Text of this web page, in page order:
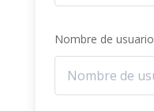
Nombre de usuario